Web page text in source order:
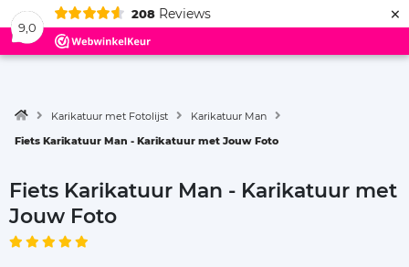
9,0
208 Reviews ×
Menu
Karikatuur met Fotolijst
Karikatuur Man
Fiets Karikatuur Man - Karikatuur met Jouw Foto
Fiets Karikatuur Man - Karikatuur met
Jouw Foto